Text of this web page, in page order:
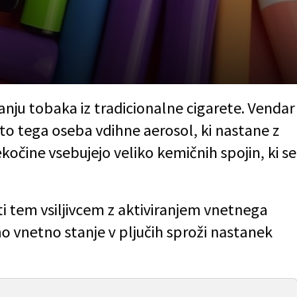
tobaka iz tradicionalne cigarete. Vendar
tega oseba vdihne aerosol, ki nastane z
vsebujejo veliko kemičnih spojin, ki se
vsiljivcem z aktiviranjem vnetnega
vnetno stanje v pljučih sproži nastanek